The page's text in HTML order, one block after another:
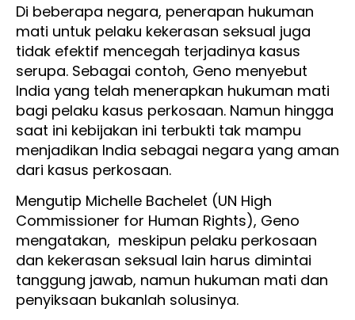
Di beberapa negara, penerapan hukuman
mati untuk pelaku kekerasan seksual juga
tidak efektif mencegah terjadinya kasus
serupa. Sebagai contoh, Geno menyebut
India yang telah menerapkan hukuman mati
bagi pelaku kasus perkosaan. Namun hingga
saat ini kebijakan ini terbukti tak mampu
menjadikan India sebagai negara yang aman
dari kasus perkosaan.
Mengutip Michelle Bachelet (UN High
Commissioner for Human Rights), Geno
mengatakan, meskipun pelaku perkosaan
dan kekerasan seksual lain harus dimintai
tanggung jawab, namun hukuman mati dan
penyiksaan bukanlah solusinya.